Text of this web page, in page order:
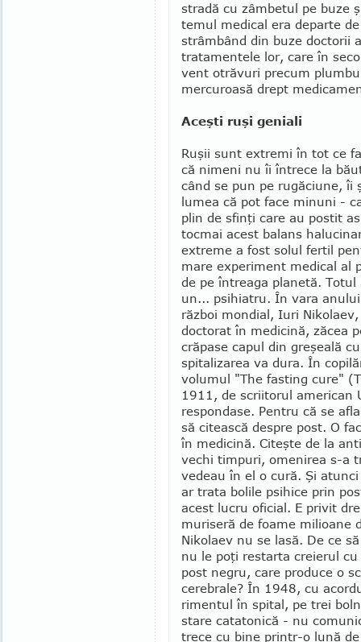
stradă cu zâm­betul pe buze
temul medical era departe
strâmbând din buze doctorii
tratamentele lor, care în
vent otră­vuri precum
mercu­roasă drept
Aceşti ruşi geniali
Ruşii sunt extremi în tot ce
că nimeni nu îi întrece la
când se pun pe rugă­ciune, îi
lumea că pot face minuni -
plin de sfinţi care au postit
tocmai acest balans
extreme a fost solul fertil
mare experiment medi­cal al
de pe întreaga planetă. Totul
un... psi­hiatru. În vara
război mondial, Iuri
doctorat în me­dicină, zăcea
crăpase capul din gre­şeală
spitalizarea va dura. În
volumul "The fasting cure"
1911, de scriitorul
respondase. Pentru că se
să citească despre post. O
în me­dicină. Citeşte de la
vechi timpuri, omenirea s-a
vedeau în el o cură. Şi
ar trata bolile psihice prin
acest lucru oficial. E privit
muriseră de foame milioane
Nikolaev nu se lasă. De ce
nu le poţi restarta creierul
post negru, care produce o
cerebrale? În 1948, cu
rimentul în spi­tal, pe trei
stare catatonică - nu
trece cu bine printr-o lună